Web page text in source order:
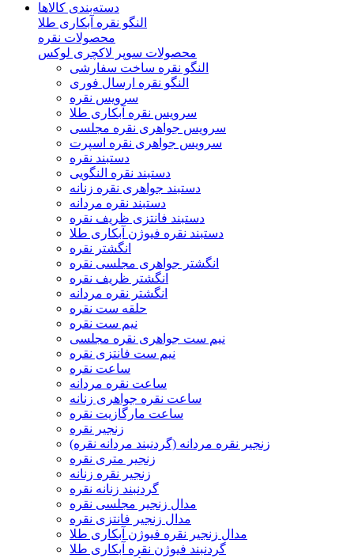
دسته‌بندی‌ کالاها
النگو نقره آبکاری طلا
محصولات نقره
محصولات سوپر لاکچری لوکس
النگو نقره ساخت سفارشی
النگو نقره ارسال فوری
سرویس نقره
سرویس نقره آبکاری طلا
سرویس جواهری نقره مجلسی
سرویس جواهری نقره اسپرت
دستبند نقره
دستبند نقره النگویی
دستبند جواهری نقره زنانه
دستبند نقره مردانه
دستبند فانتزی ظریف نقره
دستبند نقره فیوژن آبکاری طلا
انگشتر نقره
انگشتر جواهری مجلسی نقره
انگشتر ظریف نقره
انگشتر نقره مردانه
حلقه ست نقره
نیم ست نقره
نیم ست جواهری نقره مجلسی
نیم ست فانتزی نقره
ساعت نقره
ساعت نقره مردانه
ساعت نقره جواهری زنانه
ساعت مارگازیت نقره
زنجیر نقره
زنجیر نقره مردانه (گردنبند مردانه نقره)
زنجیر متری نقره
زنجیر نقره زنانه
گردنبند زنانه نقره
مدال زنجیر مجلسی نقره
مدال زنجیر فانتزی نقره
مدال زنجیر نقره فیوژن آبکاری طلا
گردنبند فیوژن نقره آبکاری طلا